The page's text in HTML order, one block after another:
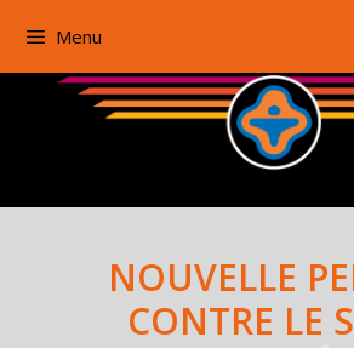
Menu
NOUVELLE
CONTRE LE